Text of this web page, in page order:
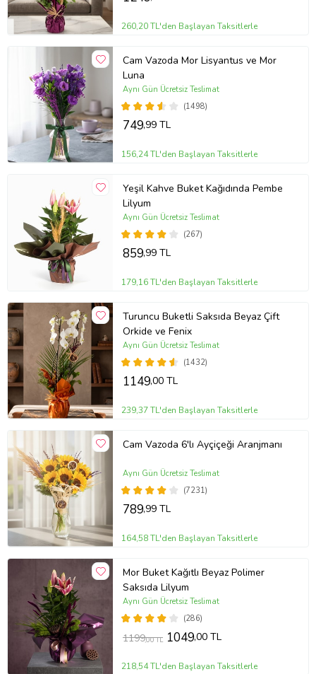
260,20 TL'den Başlayan Taksitlerle
Cam Vazoda Mor Lisyantus ve Mor
Luna
(1498)
Aynı Gün Ücretsiz Teslimat
749,99 TL
156,24 TL'den Başlayan Taksitlerle
Yeşil Kahve Buket Kağıdında Pembe
Lilyum
(267)
Aynı Gün Ücretsiz Teslimat
859,99 TL
179,16 TL'den Başlayan Taksitlerle
Turuncu Buketli Saksıda Beyaz Çift
Orkide ve Fenix
(1432)
Aynı Gün Ücretsiz Teslimat
1149,00 TL
239,37 TL'den Başlayan Taksitlerle
Cam Vazoda 6'lı Ayçiçeği Aranjmanı
(7231)
Aynı Gün Ücretsiz Teslimat
789,99 TL
164,58 TL'den Başlayan Taksitlerle
Mor Buket Kağıtlı Beyaz Polimer
Saksıda Lilyum
(286)
Aynı Gün Ücretsiz Teslimat
1199,00 TL 1049,00 TL
218,54 TL'den Başlayan Taksitlerle